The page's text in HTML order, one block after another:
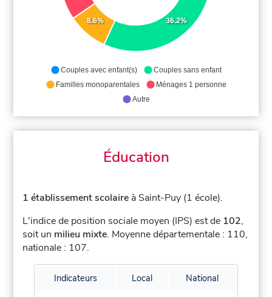
36.2%
8.6%
Couples avec enfant(s)
Couples sans enfant
Familles monoparentales
Ménages 1 personne
Autre
Éducation
1 établissement scolaire à Saint-Puy (1 école).
L'indice de position sociale moyen (IPS) est de 102,
soit un milieu mixte. Moyenne départementale : 110,
nationale : 107.
Indicateurs Local National